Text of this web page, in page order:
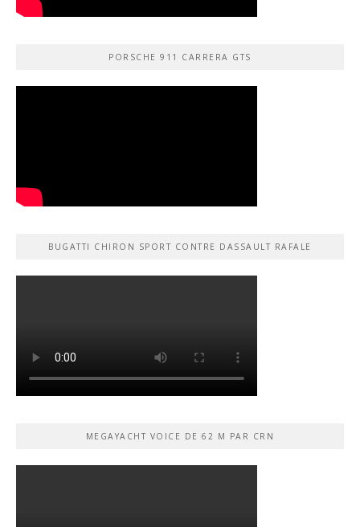
PORSCHE 911 CARRERA GTS
BUGATTI CHIRON SPORT CONTRE DASSAULT RAFALE
MEGAYACHT VOICE DE 62 M PAR CRN